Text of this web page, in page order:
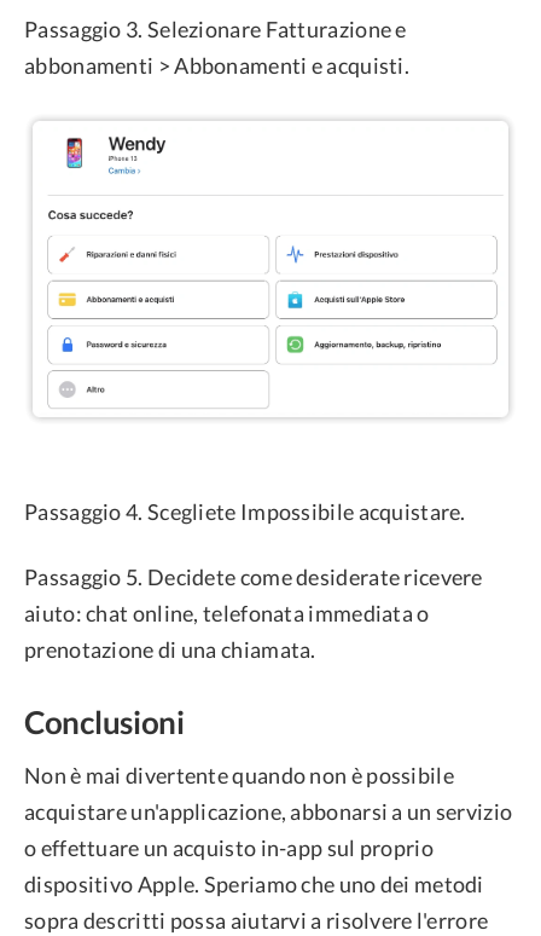
Passaggio 3. Selezionare Fatturazione e
abbonamenti > Abbonamenti e acquisti.
Passaggio 4. Scegliete Impossibile acquistare.
Passaggio 5. Decidete come desiderate ricevere
aiuto: chat online, telefonata immediata o
prenotazione di una chiamata.
Conclusioni
Non è mai divertente quando non è possibile
acquistare un'applicazione, abbonarsi a un servizio
o effettuare un acquisto in-app sul proprio
dispositivo Apple. Speriamo che uno dei metodi
sopra descritti possa aiutarvi a risolvere l'errore